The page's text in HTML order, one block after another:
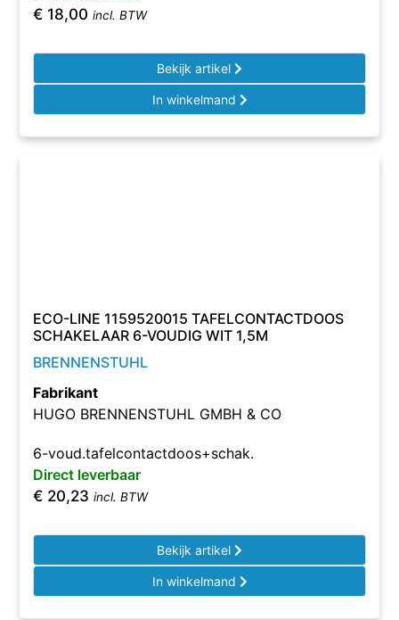
€ 18,00 incl. BTW
Bekijk artikel
In winkelmand
ECO-LINE 1159520015 TAFELCONTACTDOOS
SCHAKELAAR 6-VOUDIG WIT 1,5M
BRENNENSTUHL
Fabrikant
HUGO BRENNENSTUHL GMBH & CO
6-voud.tafelcontactdoos+schak.
Direct leverbaar
€ 20,23 incl. BTW
Bekijk artikel
In winkelmand